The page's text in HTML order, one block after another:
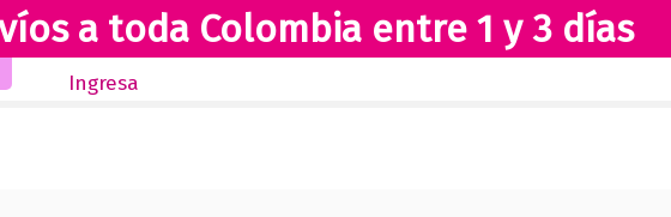
a toda Colombia entre 1 y 3 días
Inicio Novedades Revista Club Lectores Tienda
Ingresa